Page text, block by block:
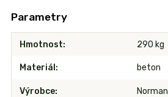
Parametry
Hmotnost 290 kg
Materiál beton
Výrobce Norman